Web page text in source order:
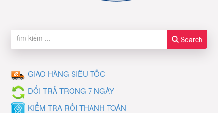
Search
GIAO HÀNG SIÊU TỐC
ĐỔI TRẢ TRONG 7 NGÀY
KIỂM TRA RỒI THANH TOÁN